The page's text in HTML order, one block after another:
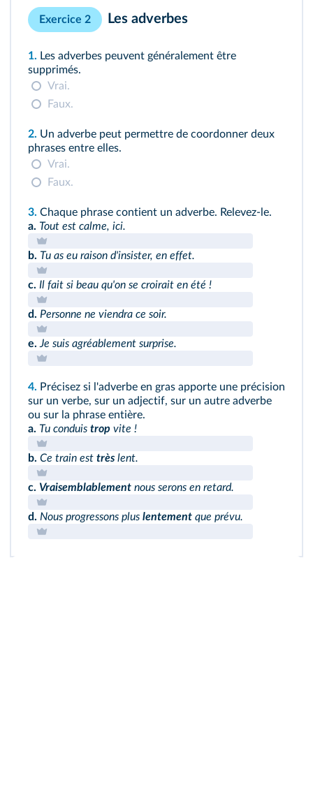
Exercice 2 Les adverbes
1. Les adverbes peuvent généralement être
supprimés.
Vrai.
Faux.
2. Un adverbe peut permettre de coordonner deux
phrases entre elles.
Vrai.
Faux.
3. Chaque phrase contient un adverbe. Relevez‑le.
a. Tout est calme, ici.
b. Tu as eu raison d'insister, en effet.
c. Il fait si beau qu'on se croirait en été !
d. Personne ne viendra ce soir.
e. Je suis agréablement surprise.
4. Précisez si l'adverbe en gras apporte une précision
sur un verbe, sur un adjectif, sur un autre adverbe
ou sur la phrase entière.
a. Tu conduis trop vite !
b. Ce train est très lent.
c. Vraisemblablement nous serons en retard.
d. Nous progressons plus lentement que prévu.